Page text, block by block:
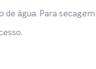
água. Para